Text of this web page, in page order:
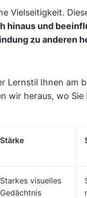
Vielseitigkeit.
hinaus und
zu anderen
Lernstil Ihnen am
wir heraus, wo Sie
Stärke
Starkes visuelles
Gedächtnis